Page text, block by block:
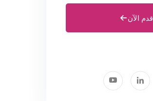
قدم الآن